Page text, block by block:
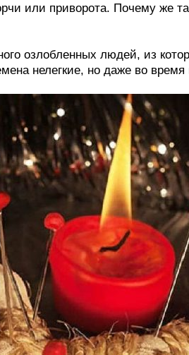
или приворота. Почему же
озлобленных людей, из
нелегкие, но даже во